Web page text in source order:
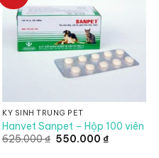
KÝ SINH TRÙNG PET
Hanvet Sanpet – Hộp 100 viên
625.000₫ Giá
550.000₫Giá